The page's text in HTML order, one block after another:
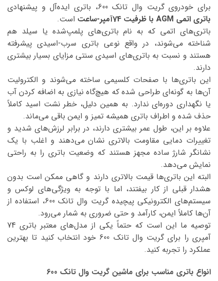
برای خودروی گریت وال تانک 600، باتری ایده‌آل و پیشنهادی
باتری اتمی AGM با ظرفیت 74آمپر-ساعت
است.
باتری‌های اتمی که به نام باتری‌های پلمپ‌شده یا سیلد هم
شناخته می‌شوند، در واقع نوعی باتری سرب-اسیدی پیشرفته
هستند و نسبت به باتری‌های اسیدی سنتی مزایای بسیار بیشتری
دارند.
این باتری‌ها با صفحات کلسیمی ساخته می‌شوند و الکترولیت
آن‌ها به گونه‌ای طراحی شده که هیچ‌گاه نیازی به اضافه کردن آب
یا نگهداری دوره‌ای ندارد. به همین دلیل، خطر نشت اسید کاملاً
حذف شده و اطراف باتری همیشه تمیز و ایمن باقی می‌ماند.
علاوه بر این، طول عمر بیشتری دارند، در برابر لرزش‌های شدید و
تغییرات دمایی مقاومت بالاتری نشان می‌دهند و اغلب با یک
نشانگر شارژ ساده مجهز هستند که وضعیت باتری را به راحتی
نمایش می‌دهد.
البته این باتری‌ها قیمت بالاتری دارند و گاهی ممکن است بدون
هشدار قبلی از کار بیفتند، اما با توجه به ویژگی‌های لوکس و
سیستم‌های الکترونیکی پیچیده گریت وال تانک 600، استفاده از
آن‌ها کاملاً ایمن، کارآمد و حتی ضروری به شمار می‌رود.
توصیه ما این است که حتماً یکی از مدل‌های معتبر باتری 74
آمپری را برای گریت وال تانک 600 خود انتخاب کنید تا بهترین
عملکرد را تجربه کنید.
انواع باتری مناسب برای ماشین گریت وال تانک 600